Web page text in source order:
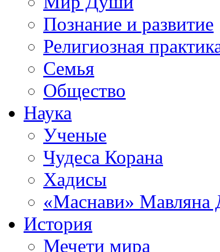
Познание и развитие
Религиозная
Семья
Общество
Наука
Ученые
Чудеса Корана
Хадисы
«Маснави» Мавляна
История
Мечети мира